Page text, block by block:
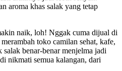
aroma khas salak yang tetap
naik, loh! Nggak cuma dijual di
toko camilan sehat, kafe,
benar-benar menjelma jadi
nikmati semua kalangan, dari